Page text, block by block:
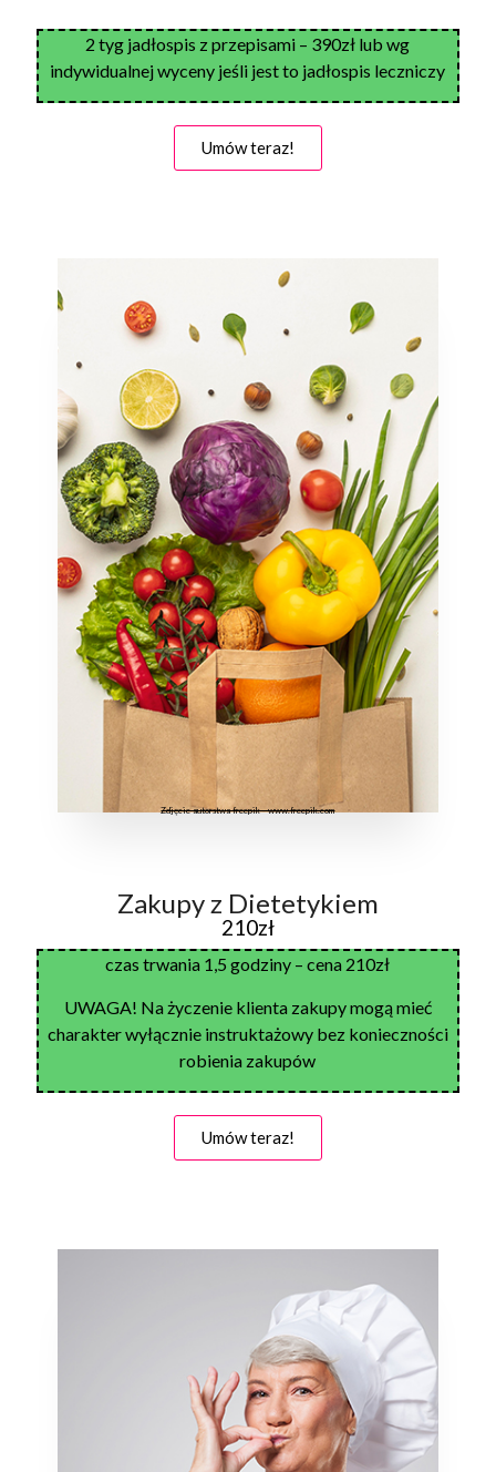
2 tyg jadłospis z przepisami – 390zł lub wg
indywidualnej wyceny jeśli jest to jadłospis leczniczy
Umów teraz!
Zdjęcie autorstwa freepik - www.freepik.com
Zakupy z Dietetykiem
210zł
czas trwania 1,5 godziny – cena 210zł
UWAGA! Na życzenie klienta zakupy mogą mieć
charakter wyłącznie instruktażowy bez konieczności
robienia zakupów
Umów teraz!